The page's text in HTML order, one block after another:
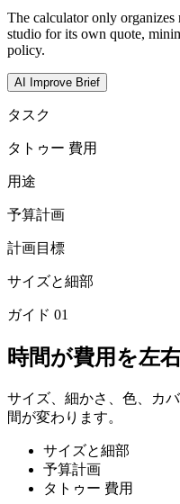
The calculator only
studio for its own quote,
policy.
AI Improve Brief
タスク
タトゥー 費用
用途
予算計画
計画目標
サイズと細部
ガイド 01
時間が費用を左
サイズ、細かさ、色、カ
間が変わります。
サイズと細部
予算計画
タトゥー 費用